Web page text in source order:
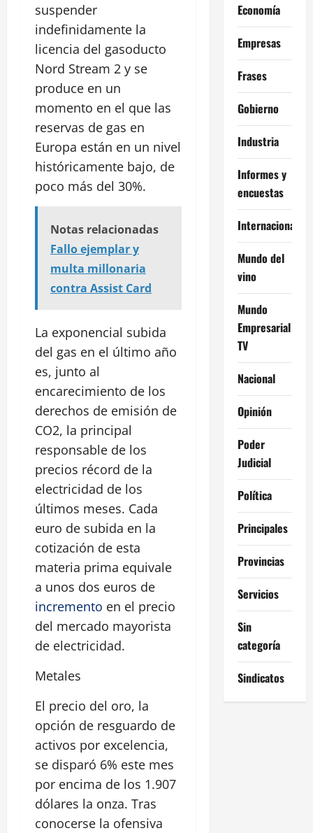
suspender
indefinidamente la
licencia del gasoducto
Nord Stream 2 y se
produce en un
momento en el que las
reservas de gas en
Europa están en un nivel
históricamente bajo, de
poco más del 30%.
Notas relacionadas
Fallo ejemplar y
multa millonaria
contra Assist Card
La exponencial subida
del gas en el último año
es, junto al
encarecimiento de los
derechos de emisión de
CO2, la principal
responsable de los
precios récord de la
electricidad de los
últimos meses. Cada
euro de subida en la
cotización de esta
materia prima equivale
a unos dos euros de
incremento en el precio
del mercado mayorista
de electricidad.
Metales
El precio del oro, la
opción de resguardo de
activos por excelencia,
se disparó 6% este mes
por encima de los 1.907
dólares la onza. Tras
conocerse la ofensiva
Economía
Empresas
Frases
Gobierno
Industria
Informes y
encuestas
Internacional
Mundo del
vino
Mundo
Empresarial
TV
Nacional
Opinión
Poder
Judicial
Política
Principales
Provincias
Servicios
Sin
categoría
Sindicatos